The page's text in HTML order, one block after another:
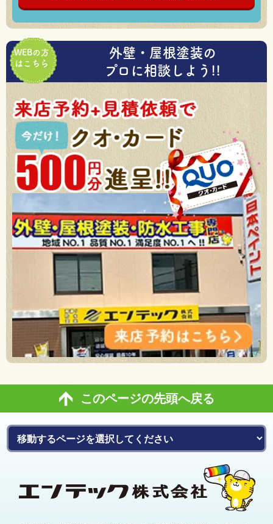
WEBの方
はこちら
外壁・屋根塗装の
プロに相談しよう!!
このページの先頭へ戻る